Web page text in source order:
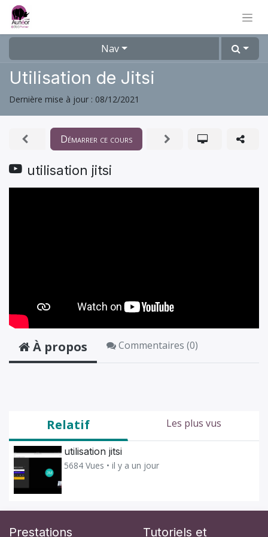
Nav
Utilisation de Jitsi
Dernière mise à jour : 08/12/2021
Relatif Les plus vus
utilisation jitsi
5684 Vues •il y a un jour
utilisation jitsi
Démarrer ce cours
À propos Commentaires (0)
Prestations Tutoriels et